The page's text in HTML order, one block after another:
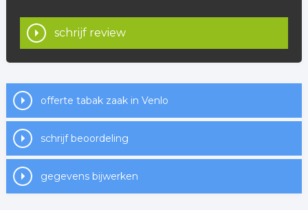
schrijf review
offerte tabak zaak in Venlo
schrijf beoordeling
gegevens bijwerken